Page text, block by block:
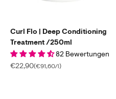
Curl Flo | Deep Conditioning
Treatment /250ml
82 Bewertungen
Angebot
€22,90(€91,60/l)